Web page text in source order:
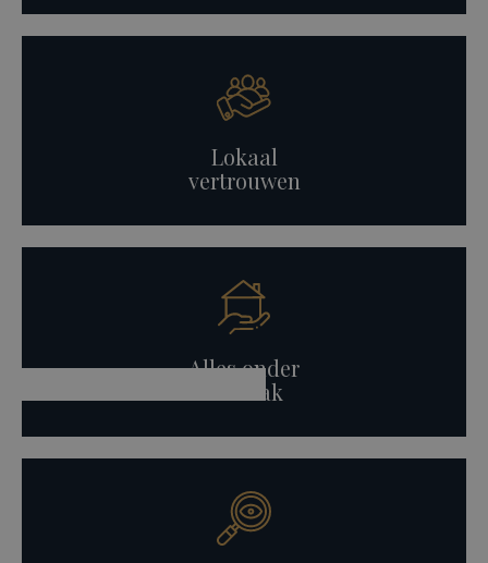
Lokaal
vertrouwen
Alles onder
één dak